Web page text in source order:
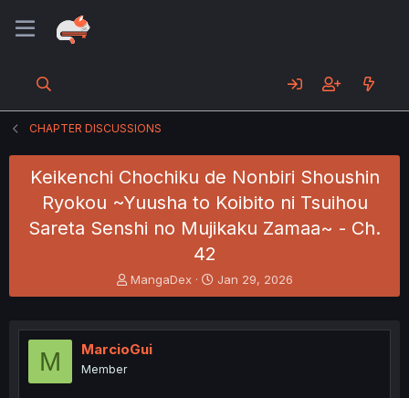
CHAPTER DISCUSSIONS
Keikenchi Chochiku de Nonbiri Shoushin
Ryokou ~Yuusha to Koibito ni Tsuihou
Sareta Senshi no Mujikaku Zamaa~ - Ch.
42
T
h
e
a
MangaDex
S
t
r
Jan 29, 2026
M MarcioGui
Member